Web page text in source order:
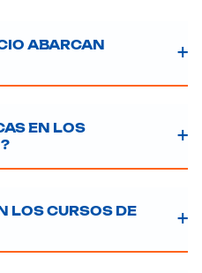
ABARCAN
EN LOS
LOS CURSOS DE